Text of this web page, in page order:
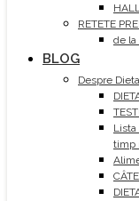
RETETE
de la
BLOG
Despre Dieta
timp